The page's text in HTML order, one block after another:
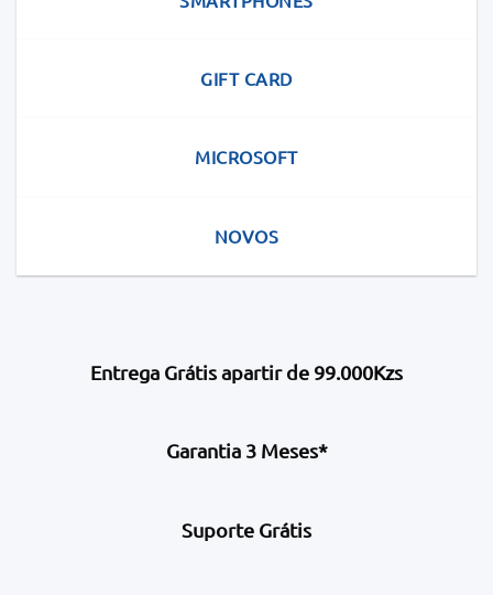
GIFT CARD
MICROSOFT
NOVOS
Entrega Grátis apartir de 99.000Kzs
Garantia 3 Meses*
Suporte Grátis